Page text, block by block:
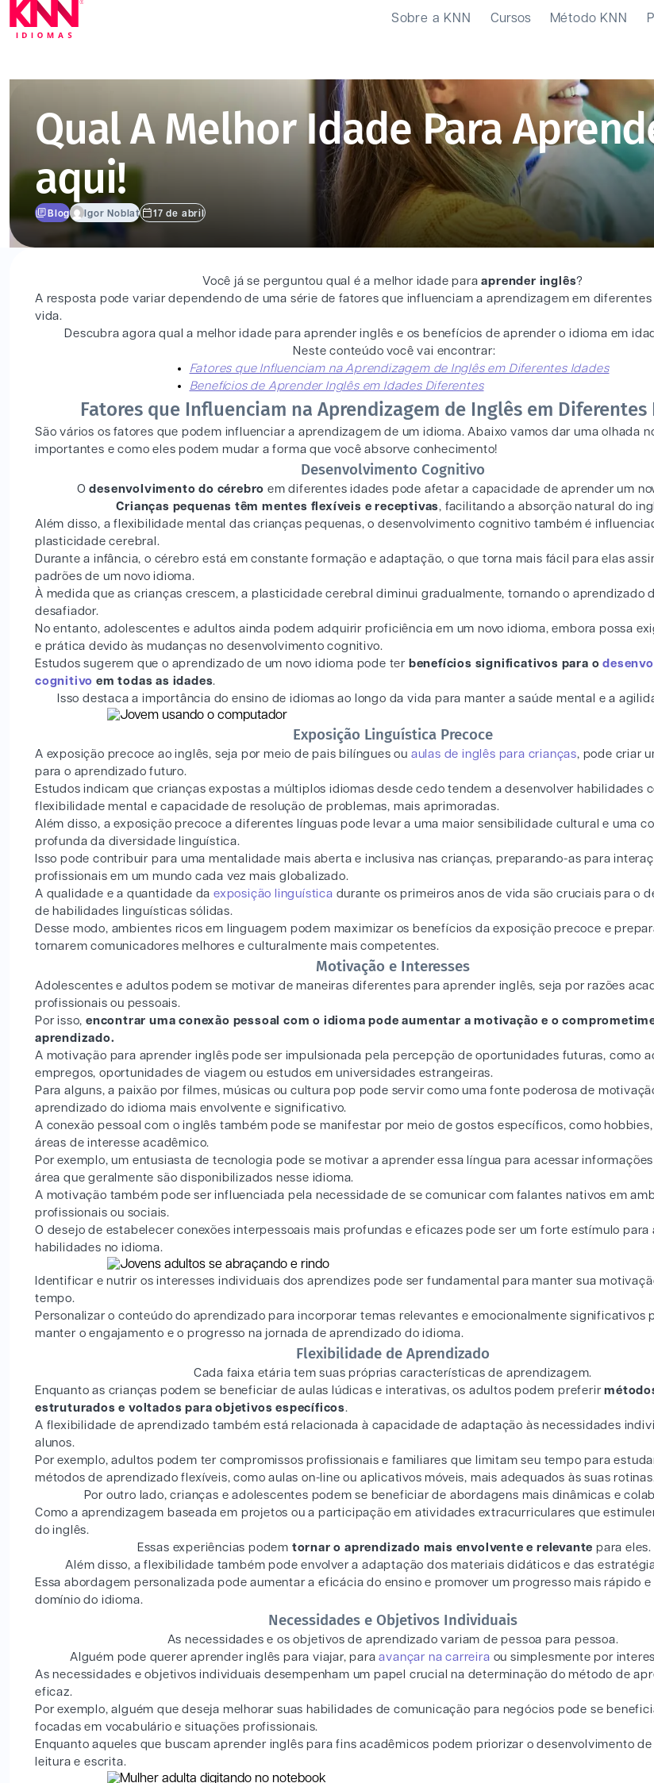
Sobre a KNN Cursos Método KNN
Qual A Melhor Idade Para
aqui!
Blog Igor Noblat 17 de abril
Você já se perguntou qual é a melhor idade paraaprender inglês?
A resposta pode variar dependendo de uma série de fatores que influenciam a aprendizagem em
vida.
Descubra agora qual a melhor idade para aprender inglês e os benefícios de aprender o idioma em
Neste conteúdo você vai encontrar:
Fatores que Influenciam na Aprendizagem de Inglês em Diferentes Idades
Benefícios de Aprender Inglês em Idades Diferentes
Fatores que Influenciam na Aprendizagem de Inglês em Diferentes
São vários os fatores que podem influenciar a aprendizagem de um idioma. Abaixo vamos dar uma olhada
importantes e como eles podem mudar a forma que você absorve conhecimento!
Desenvolvimento Cognitivo
Odesenvolvimento do cérebro em diferentes idades pode afetar a capacidade de aprender um
Crianças pequenas têm mentes flexíveis e receptivas, facilitando a absorção natural do
Além disso, a flexibilidade mental das crianças pequenas, o desenvolvimento cognitivo também é
plasticidade cerebral.
Durante a infância, o cérebro está em constante formação e adaptação, o que torna mais fácil para elas
padrões de um novo idioma.
À medida que as crianças crescem, a plasticidade cerebral diminui gradualmente, tornando o aprendizado
desafiador.
No entanto, adolescentes e adultos ainda podem adquirir proficiência em um novo idioma, embora possa
e prática devido às mudanças no desenvolvimento cognitivo.
Estudos sugerem que o aprendizado de um novo idioma pode ter benefícios significativos para o
cognitivo em todas as idades.
Isso destaca a importância do ensino de idiomas ao longo da vida para manter a saúde mental e a
Exposição Linguística Precoce
A exposição precoce ao inglês, seja por meio de pais bilíngues ou aulas de inglês para crianças, pode criar
para o aprendizado futuro.
Estudos indicam que crianças expostas a múltiplos idiomas desde cedo tendem a desenvolver habilidades
flexibilidade mental e capacidade de resolução de problemas, mais aprimoradas.
Além disso, a exposição precoce a diferentes línguas pode levar a uma maior sensibilidade cultural e uma
profunda da diversidade linguística.
Isso pode contribuir para uma mentalidade mais aberta e inclusiva nas crianças, preparando-as para
profissionais em um mundo cada vez mais globalizado.
A qualidade e a quantidade daexposição linguística durante os primeiros anos de vida são cruciais para o
de habilidades linguísticas sólidas.
Desse modo, ambientes ricos em linguagem podem maximizar os benefícios da exposição precoce e
tornarem comunicadores melhores e culturalmente mais competentes.
Motivação e Interesses
Adolescentes e adultos podem se motivar de maneiras diferentes para aprender inglês, seja por razões
profissionais ou pessoais.
Por isso, encontrar uma conexão pessoal com o idioma pode aumentar a motivação e o
aprendizado.
A motivação para aprender inglês pode ser impulsionada pela percepção de oportunidades futuras, como
empregos, oportunidades de viagem ou estudos em universidades estrangeiras.
Para alguns, a paixão por filmes, músicas ou cultura pop pode servir como uma fonte poderosa de
aprendizado do idioma mais envolvente e significativo.
A conexão pessoal com o inglês também pode se manifestar por meio de gostos específicos, como
áreas de interesse acadêmico.
Por exemplo, um entusiasta de tecnologia pode se motivar a aprender essa língua para acessar
área que geralmente são disponibilizados nesse idioma.
A motivação também pode ser influenciada pela necessidade de se comunicar com falantes nativos em
profissionais ou sociais.
O desejo de estabelecer conexões interpessoais mais profundas e eficazes pode ser um forte estímulo para
habilidades no idioma.
Identificar e nutrir os interesses individuais dos aprendizes pode ser fundamental para manter sua
tempo.
Personalizar o conteúdo do aprendizado para incorporar temas relevantes e emocionalmente significativos
manter o engajamento e o progresso na jornada de aprendizado do idioma.
Flexibilidade de Aprendizado
Cada faixa etária tem suas próprias características de aprendizagem.
Enquanto as crianças podem se beneficiar de aulas lúdicas e interativas, os adultos podem preferir
estruturados e voltados para objetivos específicos.
A flexibilidade de aprendizado também está relacionada à capacidade de adaptação às necessidades
alunos.
Por exemplo, adultos podem ter compromissos profissionais e familiares que limitam seu tempo para
métodos de aprendizado flexíveis, como aulas on-line ou aplicativos móveis, mais adequados às suas
Por outro lado, crianças e adolescentes podem se beneficiar de abordagens mais dinâmicas e
Como a aprendizagem baseada em projetos ou a participação em atividades extracurriculares que
do inglês.
Essas experiências podem tornar o aprendizado mais envolvente e relevante para eles.
Além disso, a flexibilidade também pode envolver a adaptação dos materiais didáticos e das
Essa abordagem personalizada pode aumentar a eficácia do ensino e promover um progresso mais rápido
domínio do idioma.
Necessidades e Objetivos Individuais
As necessidades e os objetivos de aprendizado variam de pessoa para pessoa.
Alguém pode querer aprender inglês para viajar, paraavançar na carreira ou simplesmente por
As necessidades e objetivos individuais desempenham um papel crucial na determinação do método de
eficaz.
Por exemplo, alguém que deseja melhorar suas habilidades de comunicação para negócios pode se
focadas em vocabulário e situações profissionais.
Enquanto aqueles que buscam aprender inglês para fins acadêmicos podem priorizar o desenvolvimento
leitura e escrita.